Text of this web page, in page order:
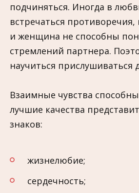
подчиняться. Иногда в
встречаться
и женщина не способны
стремлений партнера.
научиться прислушиваться
Взаимные чувства
лучшие качества
знаков:
жизнелюбие;
сердечность;